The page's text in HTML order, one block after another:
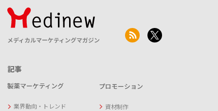
メディカルマーケティングマガジン
記事
製薬マーケティング
業界動向・トレンド
プロモーション
資材制作